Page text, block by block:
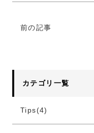
前の記事
カテゴリ一覧
Tips(4)